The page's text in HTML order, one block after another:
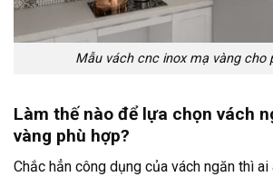
Mẫu vách cnc inox mạ vàng cho
Làm thế nào để lựa chọn vách
vàng phù hợp?
Chắc hẳn công dụng của vách ngăn thì